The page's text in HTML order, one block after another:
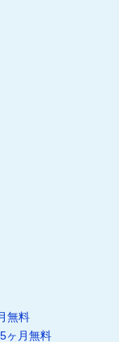
無料
ヶ月無料